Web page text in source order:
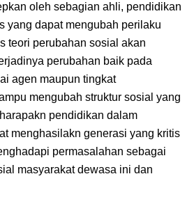
oleh sebagian ahli, pendidikan
yang dapat mengubah perilaku
teori perubahan sosial akan
perubahan baik pada
agen maupun tingkat
mengubah struktur sosial yang
pendidikan dalam
menghasilakn generasi yang kritis
permasalahan sebagai
masyarakat dewasa ini dan